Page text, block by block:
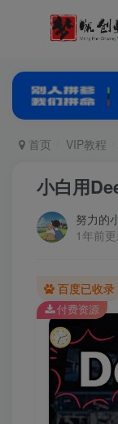
首页 VIP教程
小白用
努力的
1年前
百度已收录
付费资源